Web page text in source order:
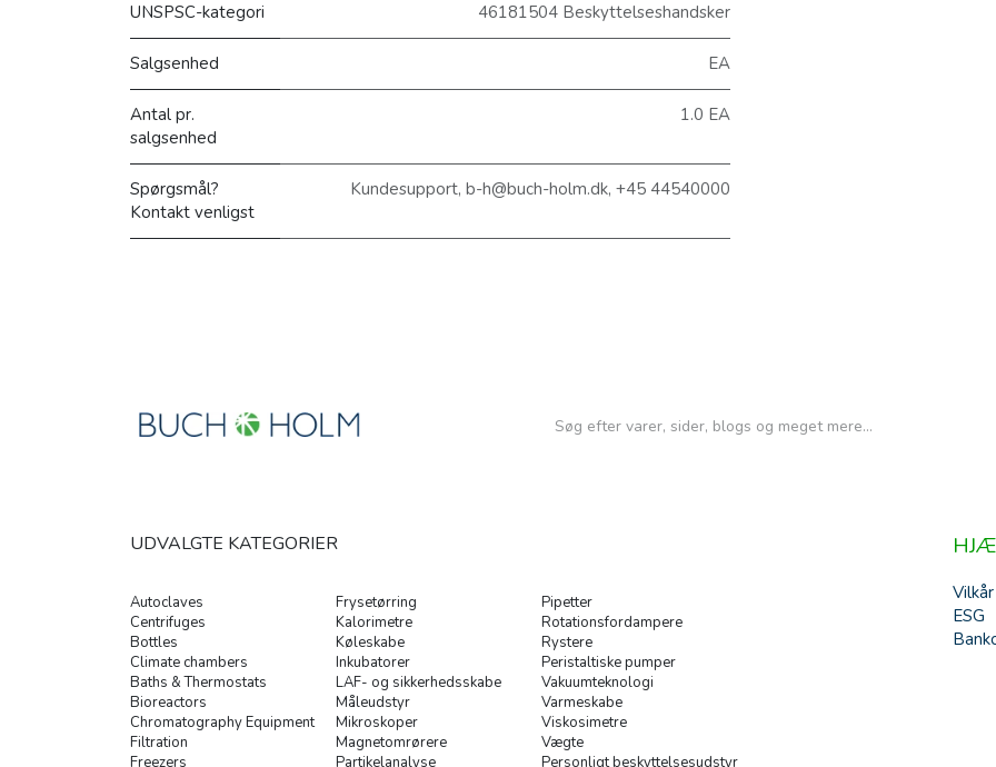
UNSPSC-kategori 46181504 Beskyttelseshandsker
Salgsenhed EA
Antal pr.
salgsenhed
1.0 EA
Spørgsmål?
Kontakt venligst
Kundesupport, b-h@buch-holm.dk, +45 44540000
Autoclaves
Centrifuges
Bottles
Climate chambers
Baths & Thermostats
Bioreactors
Chromatography Equipment
Filtration
Freezers
Frysetørring
Kalorimetre
Køleskabe
Inkubatorer
LAF- og sikkerhedsskabe
Måleudstyr
Mikroskoper
Magnetomrørere
Partikelanalyse
Pipetter
Rotationsfordampere
Rystere
Peristaltiske pumper
Vakuumteknologi
Varmeskabe
Viskosimetre
Vægte
Personligt beskyttelsesudstyr
UDVALGTE KATEGORIER
Vilkår
ESG